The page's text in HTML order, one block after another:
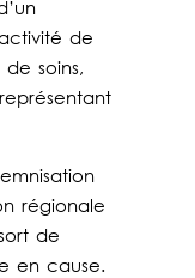
de
soins,
régionale
de
en cause.